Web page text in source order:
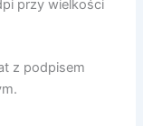
przy wielkości
z podpisem